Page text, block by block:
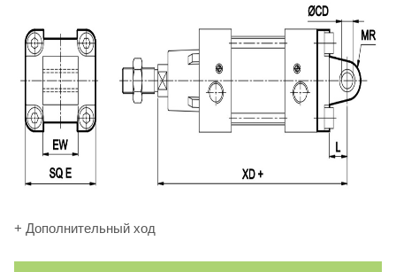
+ Дополнительный ход